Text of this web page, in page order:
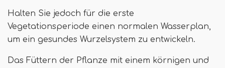
Halten Sie jedoch für die erste
Vegetationsperiode einen normalen Wasserplan,
um ein gesundes Wurzelsystem zu entwickeln.
Das Füttern der Pflanze mit einem körnigen und